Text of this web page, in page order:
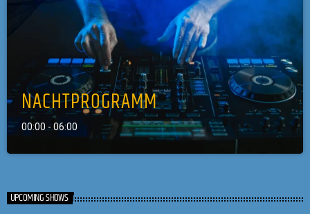
NACHTPROGRAMM
00:00 - 06:00
UPCOMING SHOWS